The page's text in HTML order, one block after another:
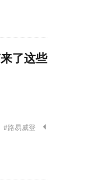
了这些
#路易威登